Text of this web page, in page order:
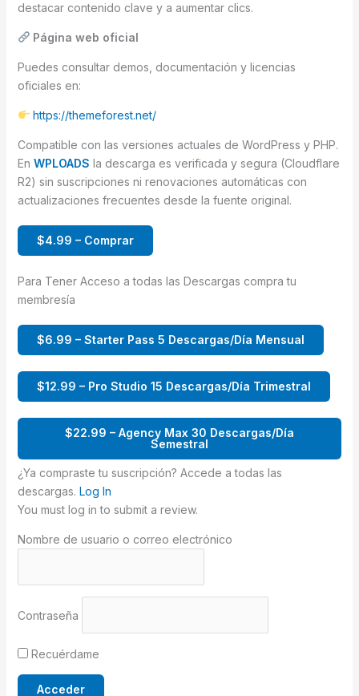
destacar contenido clave y a aumentar clics.
Página web oficial
Puedes consultar demos, documentación y licencias
oficiales en:
https://themeforest.net/
Compatible con las versiones actuales de WordPress y PHP.
En WPLOADS la descarga es verificada y segura (Cloudflare
R2) sin suscripciones ni renovaciones automáticas con
actualizaciones frecuentes desde la fuente original.
$4.99 – Comprar
Para Tener Acceso a todas las Descargas compra tu
membresía
$6.99 – Starter Pass 5 Descargas/Día Mensual
$12.99 – Pro Studio 15 Descargas/Día Trimestral
$22.99 – Agency Max 30 Descargas/Día
Semestral
¿Ya compraste tu suscripción? Accede a todas las
descargas. Log In
You must log in to submit a review.
Nombre de usuario o correo electrónico
Contraseña
Recuérdame